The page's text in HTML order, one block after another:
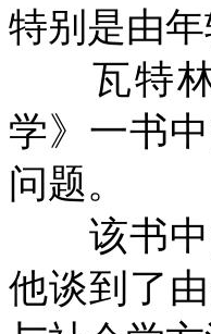
特别是由
瓦特林
学》一书
问题。
该书中
他谈到了